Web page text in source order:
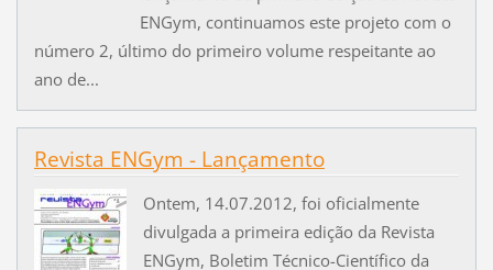
ENGym, continuamos este projeto com o
número 2, último do primeiro volume respeitante ao
ano de...
Revista ENGym - Lançamento
Ontem, 14.07.2012, foi oficialmente
divulgada a primeira edição da Revista
ENGym, Boletim Técnico-Científico da